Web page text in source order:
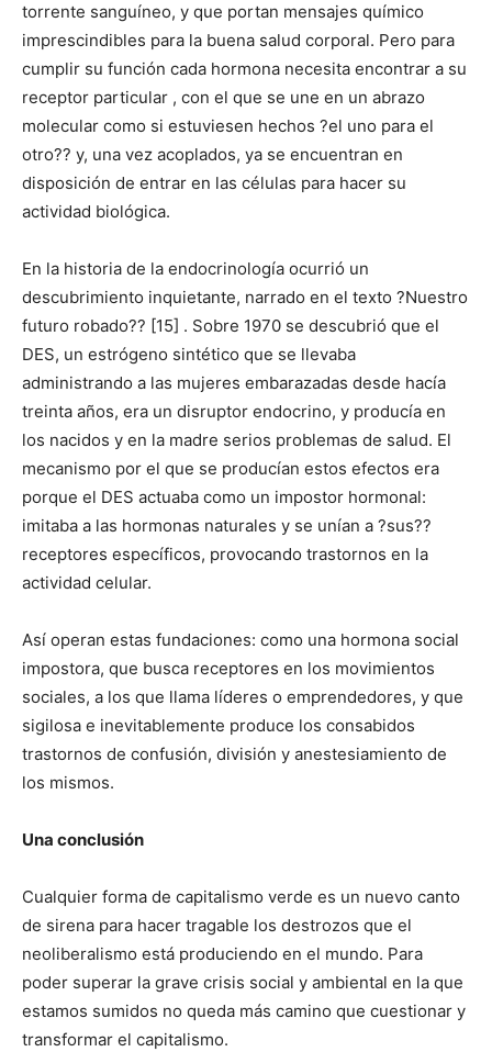
torrente sanguíneo, y que portan mensajes químico
imprescindibles para la buena salud corporal. Pero para
cumplir su función cada hormona necesita encontrar a su
receptor particular , con el que se une en un abrazo
molecular como si estuviesen hechos ?el uno para el
otro?? y, una vez acoplados, ya se encuentran en
disposición de entrar en las células para hacer su
actividad biológica.
En la historia de la endocrinología ocurrió un
descubrimiento inquietante, narrado en el texto ?Nuestro
futuro robado?? [15] . Sobre 1970 se descubrió que el
DES, un estrógeno sintético que se llevaba
administrando a las mujeres embarazadas desde hacía
treinta años, era un disruptor endocrino, y producía en
los nacidos y en la madre serios problemas de salud. El
mecanismo por el que se producían estos efectos era
porque el DES actuaba como un impostor hormonal:
imitaba a las hormonas naturales y se unían a ?sus??
receptores específicos, provocando trastornos en la
actividad celular.
Así operan estas fundaciones: como una hormona social
impostora, que busca receptores en los movimientos
sociales, a los que llama líderes o emprendedores, y que
sigilosa e inevitablemente produce los consabidos
trastornos de confusión, división y anestesiamiento de
los mismos.
Una conclusión
Cualquier forma de capitalismo verde es un nuevo canto
de sirena para hacer tragable los destrozos que el
neoliberalismo está produciendo en el mundo. Para
poder superar la grave crisis social y ambiental en la que
estamos sumidos no queda más camino que cuestionar y
transformar el capitalismo.